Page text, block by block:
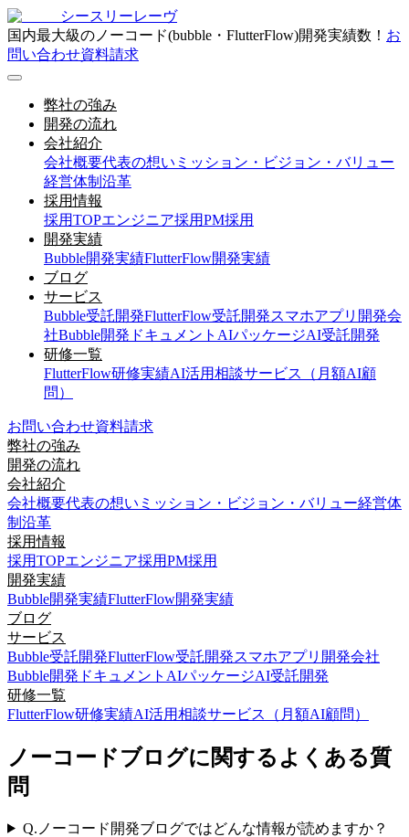
シースリーレーヴ
国内最大級のノーコード(bubble・FlutterFlow)開発実績数！ お
問い合わせ資料請求
弊社の強み
開発の流れ
会社紹介
会社概要代表の想い ミッション・ビジョン・バリュー
経営体制 沿革
採用情報
採用TOPエンジニア採用PM採用
開発実績
Bubble開発実績FlutterFlow開発実績
ブログ
サービス
Bubble受託開発FlutterFlow受託開発スマホアプリ開発会
社Bubble開発ドキュメント AIパッケージAI受託開発
研修一覧
FlutterFlow研修実績AI活用相談サービス（月額AI顧
問）
お問い合わせ資料請求
弊社の強み
開発の流れ
会社紹介
会社概要代表の想い ミッション・ビジョン・バリュー経営体
制 沿革
採用情報
採用TOPエンジニア採用PM採用
開発実績
Bubble開発実績FlutterFlow開発実績
ブログ
サービス
Bubble受託開発FlutterFlow受託開発スマホアプリ開発会社
Bubble開発ドキュメント AIパッケージAI受託開発
研修一覧
FlutterFlow研修実績AI活用相談サービス（月額AI顧問）
ノーコードブログに関するよくある質
問
Q. ノーコード開発ブログではどんな情報が読めますか？